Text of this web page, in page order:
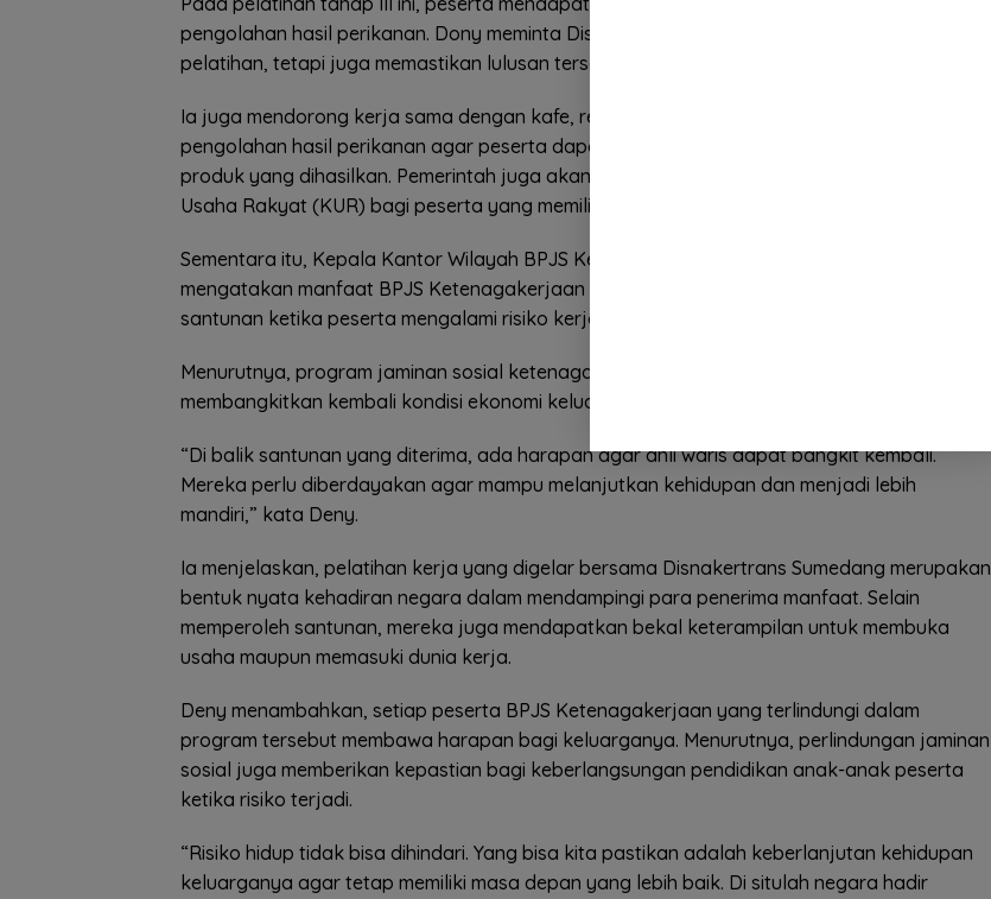
pengolahan hasil perikanan. Dony meminta Disnakertrans tidak berhenti pada proses
pelatihan, tetapi juga memastikan lulusan tersambung dengan dunia usaha.
Ia juga mendorong kerja sama dengan kafe, restoran, rumah makan, hingga pelaku usaha
pengolahan hasil perikanan agar peserta dapat langsung bekerja atau memiliki pasar bagi
produk yang dihasilkan. Pemerintah juga akan membuka akses pembiayaan melalui Kredit
Usaha Rakyat (KUR) bagi peserta yang memilih berwirausaha.
Sementara itu, Kepala Kantor Wilayah BPJS Ketenagakerjaan Jawa Barat, Deny Yusyulian,
mengatakan manfaat BPJS Ketenagakerjaan tidak hanya berhenti pada pemberian
santunan ketika peserta mengalami risiko kerja atau meninggal dunia.
Menurutnya, program jaminan sosial ketenagakerjaan juga menjadi jembatan untuk
membangkitkan kembali kondisi ekonomi keluarga yang ditinggalkan.
“Di balik santunan yang diterima, ada harapan agar ahli waris dapat bangkit kembali.
Mereka perlu diberdayakan agar mampu melanjutkan kehidupan dan menjadi lebih
mandiri,” kata Deny.
Ia menjelaskan, pelatihan kerja yang digelar bersama Disnakertrans Sumedang merupakan
bentuk nyata kehadiran negara dalam mendampingi para penerima manfaat. Selain
memperoleh santunan, mereka juga mendapatkan bekal keterampilan untuk membuka
usaha maupun memasuki dunia kerja.
Deny menambahkan, setiap peserta BPJS Ketenagakerjaan yang terlindungi dalam
program tersebut membawa harapan bagi keluarganya. Menurutnya, perlindungan jaminan
sosial juga memberikan kepastian bagi keberlangsungan pendidikan anak-anak peserta
ketika risiko terjadi.
“Risiko hidup tidak bisa dihindari. Yang bisa kita pastikan adalah keberlanjutan kehidupan
keluarganya agar tetap memiliki masa depan yang lebih baik. Di situlah negara hadir